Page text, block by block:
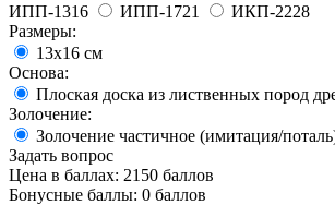
ИПП-1316
ИПП-1721
ИКП-2228
Размеры:
13x16 см
Основа:
Плоская доска из лиственных пород
Золочение:
Золочение частичное (имитация/
Задать вопрос
Цена в баллах: 2150 баллов
Бонусные баллы: 0 баллов